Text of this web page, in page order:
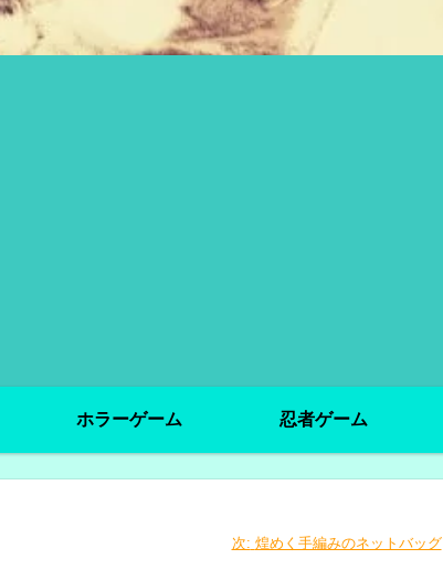
ホラーゲーム 忍者ゲーム
次: 煌めく手編みのネットバッグ